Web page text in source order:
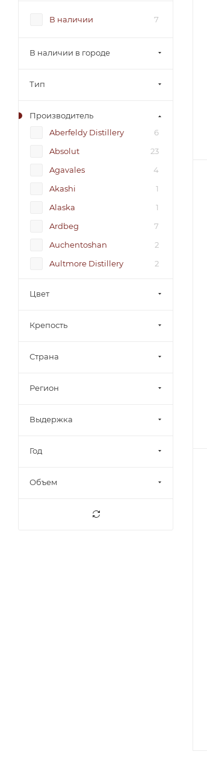
В наличии 7
В наличии в городе
Тип
Производитель
Aberfeldy Distillery
6
Absolut
23
Agavales
4
Akashi
1
Alaska
1
Ardbeg
7
Auchentoshan
2
Aultmore Distillery
2
Alviso Alcohol Group
4
2
Bacardi Martini
Цвет
Крепость
Страна
Регион
Выдержка
Год
Объем